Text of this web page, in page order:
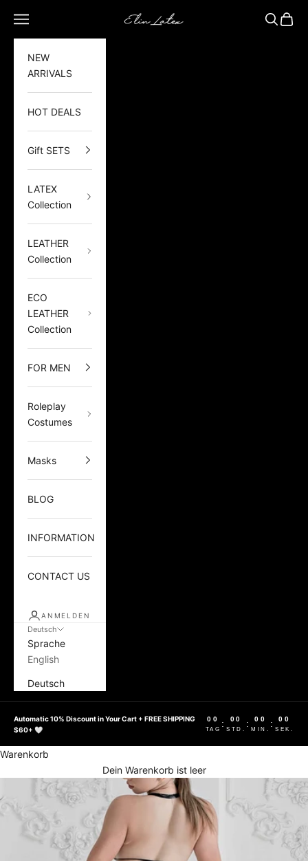
Elin Latex
Navigationsmenü öffnen Suche
NEW
ARRIVALS
HOT DEALS
Gift SETS
LATEX
Collection
LEATHER
Collection
ECO
LEATHER
Collection
FOR MEN
Roleplay
Costumes
Masks
BLOG
INFORMATION
CONTACT US
ANMELDEN
Deutsch
Sprache
English
Deutsch
Automatic 10% Discount in Your Cart + FREE SHIPPING
$60+ 🤍
00
TAG
: 00
STD.
: 00
MIN.
: 00
SEK.
Warenkorb
Dein Warenkorb ist leer